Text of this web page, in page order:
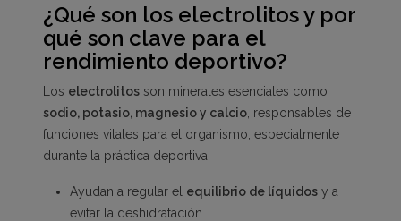
¿Qué son los electrolitos y por
qué son clave para el
rendimiento deportivo?
Los electrolitos son minerales esenciales como
sodio, potasio, magnesio y calcio , responsables de
funciones vitales para el organismo, especialmente
durante la práctica deportiva:
Ayudan a regular el equilibrio de líquidos y a
evitar la deshidratación.